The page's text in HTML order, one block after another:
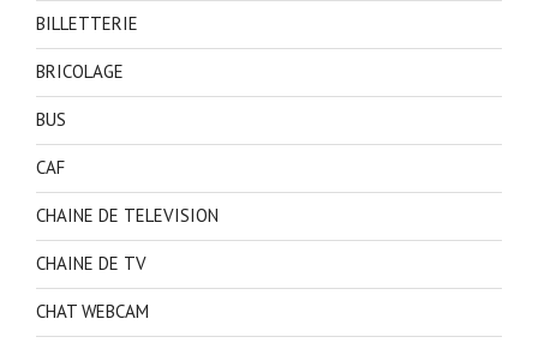
BILLETTERIE
BRICOLAGE
BUS
CAF
CHAINE DE TELEVISION
CHAINE DE TV
CHAT WEBCAM